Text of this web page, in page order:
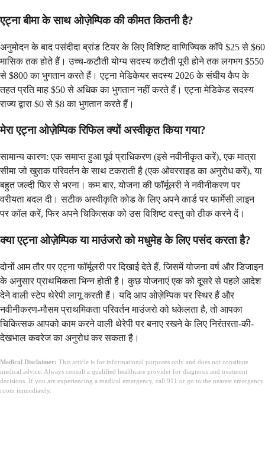
एट्ना बीमा के साथ ओज़ेम्पिक की कीमत कितनी है?
अनुमोदन के बाद पसंदीदा ब्रांड टियर के लिए विशिष्ट वाणिज्यिक कॉपे $25 से $60
मासिक तक होते हैं। उच्च-कटौती योग्य सदस्य कटौती पूरी होने तक लगभग $550
से $800 का भुगतान करते हैं। एट्ना मेडिकेयर सदस्य 2026 के संघीय कैप के
तहत प्रति माह $50 से अधिक का भुगतान नहीं करते हैं। एट्ना मेडिकेड सदस्य
राज्य द्वारा $0 से $8 का भुगतान करते हैं।
मेरा एट्ना ओज़ेम्पिक रिफिल क्यों अस्वीकृत किया गया?
सामान्य कारण: एक समाप्त हुआ पूर्व प्राधिकरण (इसे नवीनीकृत करें), एक मात्रा
सीमा जो खुराक परिवर्तन के साथ टकराती है (एक ओवरराइड का अनुरोध करें), या
बहुत जल्दी फिर से भरना। कम बार, योजना की फॉर्मूलरी ने नवीनीकरण पर
वरीयता बदल दी। सटीक अस्वीकृति कोड के लिए अपने कार्ड पर फार्मेसी लाइन
पर कॉल करें, फिर अपने चिकित्सक को उस विशिष्ट वस्तु को ठीक करने दें।
क्या एट्ना ओज़ेम्पिक या माउंजरो को मधुमेह के लिए पसंद करता है?
दोनों आम तौर पर एट्ना फॉर्मूलरी पर दिखाई देते हैं, जिसमें योजना वर्ष और डिजाइन
के अनुसार प्राथमिकता भिन्न होती है। कुछ योजनाएं एक को दूसरे से पहले आदेश
देने वाली स्टेप थेरेपी लागू करती हैं। यदि आप ओज़ेम्पिक पर स्थिर हैं और
नवीनीकरण-मौसम प्राथमिकता परिवर्तन माउंजरो को धकेलता है, तो आपका
चिकित्सक आपको काम करने वाली थेरेपी पर बनाए रखने के लिए निरंतरता-की-
देखभाल कवरेज का अनुरोध कर सकता है।
Medical Disclaimer: This article is for informational purposes only and does not constitute
medical advice. Always consult a qualified healthcare provider for diagnosis and treatment
decisions. If you are experiencing a medical emergency, call 911 or go to the nearest emergency
room immediately.